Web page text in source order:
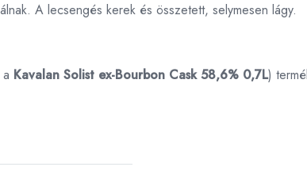
A lecsengés kerek és összetett, selymesen lágy.
Kavalan Solist ex-Bourbon Cask 58,6% 0,7L)